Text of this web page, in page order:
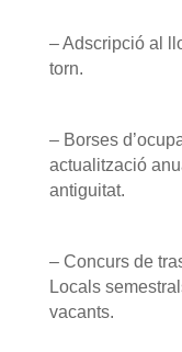
– Adscripció al
torn.
– Borses
actualització
antiguitat.
– Concurs de
Locals
vacants.